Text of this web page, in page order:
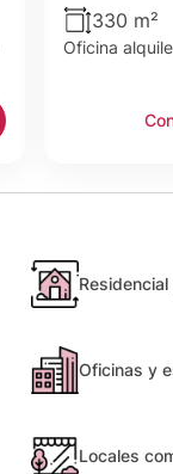
330 m²
Oficina
Oficinas y
Locales